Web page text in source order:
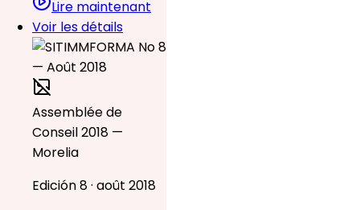
Lire maintenant
Voir les détails
Assemblée de
Conseil 2018 —
Morelia
Edición 8 · août 2018